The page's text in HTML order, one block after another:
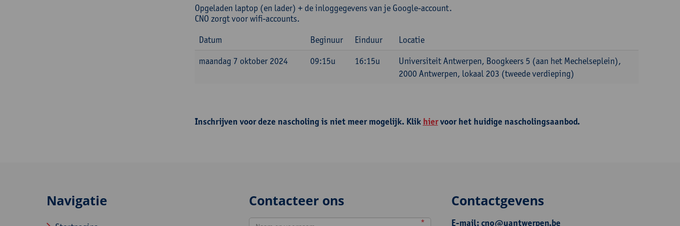
Opgeladen laptop (en lader) + de inloggegevens van je Google-account.
CNO zorgt voor wifi-accounts.
Datum
Beginuur Einduur
Locatie
maandag 7 oktober 2024
09:15u 16:15u
Universiteit Antwerpen, Boogkeers 5 (aan het Mechelseplein),
2000 Antwerpen, lokaal 203 (tweede verdieping)
Inschrijven voor deze nascholing is niet meer mogelijk. Klik hiervoor het huidige nascholingsaanbod.
Navigatie Contacteer ons
*
Contactgevens
E-mail:cno@uantwerpen.be